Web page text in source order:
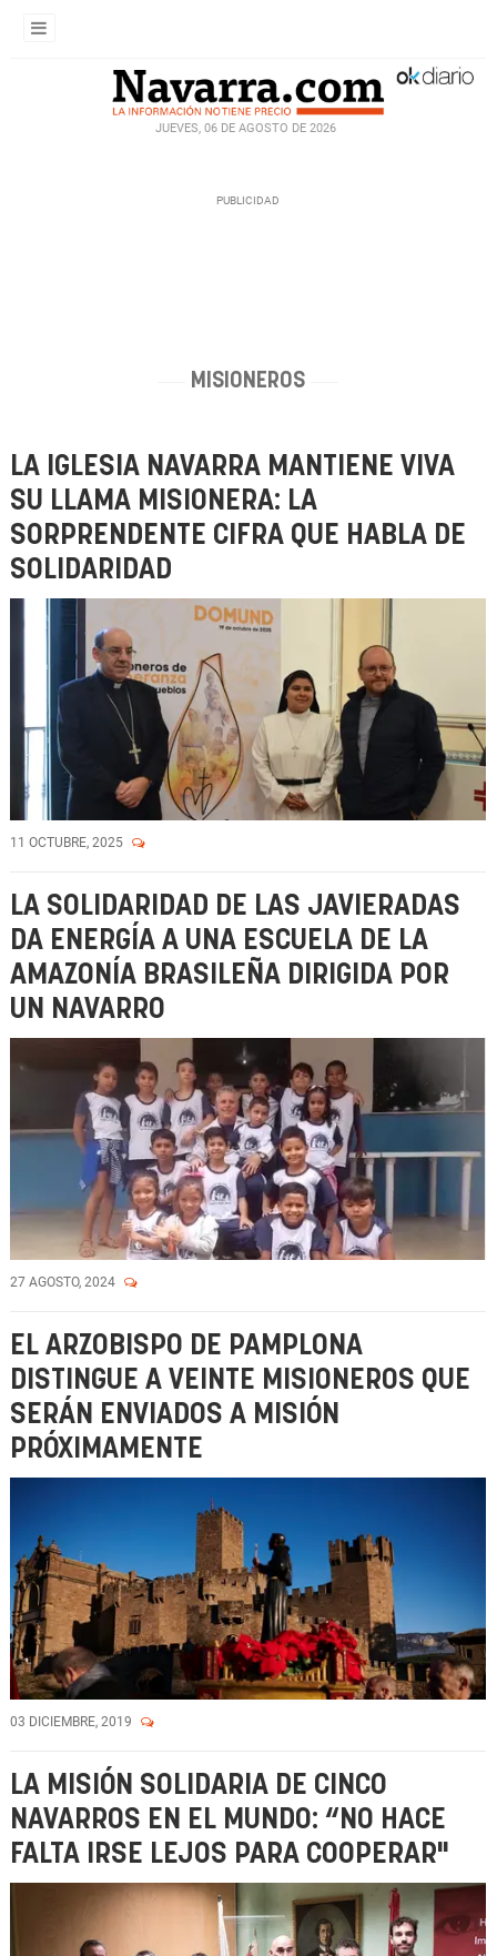
JUEVES, 06 DE AGOSTO DE 2026
MISIONEROS
LA IGLESIA NAVARRA MANTIENE VIVA
SU LLAMA MISIONERA: LA
SORPRENDENTE CIFRA QUE HABLA DE
SOLIDARIDAD
11 OCTUBRE, 2025
LA SOLIDARIDAD DE LAS JAVIERADAS
DA ENERGÍA A UNA ESCUELA DE LA
AMAZONÍA BRASILEÑA DIRIGIDA POR
UN NAVARRO
27 AGOSTO, 2024
EL ARZOBISPO DE PAMPLONA
DISTINGUE A VEINTE MISIONEROS QUE
SERÁN ENVIADOS A MISIÓN
PRÓXIMAMENTE
03 DICIEMBRE, 2019
LA MISIÓN SOLIDARIA DE CINCO
NAVARROS EN EL MUNDO: “NO HACE
FALTA IRSE LEJOS PARA COOPERAR"